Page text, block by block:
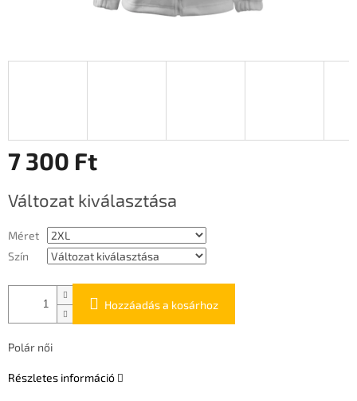
7 300 Ft
Változat kiválasztása
Méret
Szín
Hozzáadás a kosárhoz
Polár női
Részletes információ